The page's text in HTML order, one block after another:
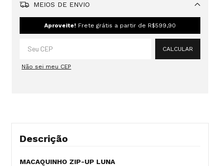
MEIOS DE ENVIO
Aproveite! Frete grátis a partir de R$599,90
CALCULAR
Não sei meu CEP
Descrição
MACAQUINHO ZIP-UP LUNA